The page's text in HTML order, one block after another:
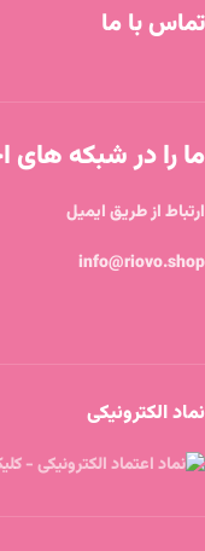
تماس با ما
ما را در شبکه های
ارتباط از طریق ایمیل
info@riovo.shop
نماد الکترونیکی